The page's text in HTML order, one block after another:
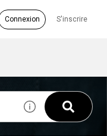
S'inscrire
Connexion